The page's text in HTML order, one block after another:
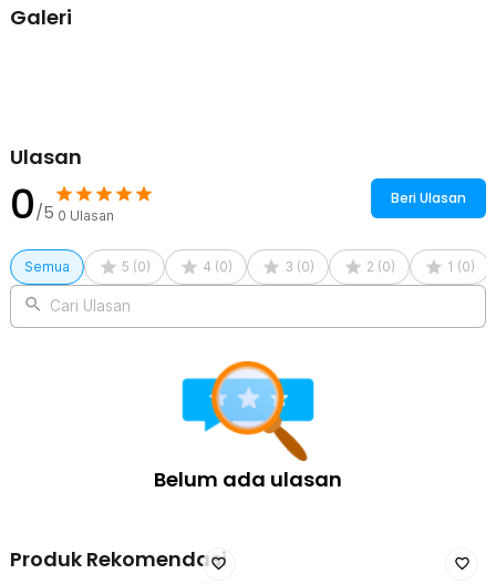
Air Detektor iini memiliki 3 sensor utama yaitu Laser PM2.5 sensor,
TVOC and C02a Sensors dan Temperature and humidity sensor.
Ketiga sensor tersebut dapat mengukur secara akurat tingkat
kualitas udara, jumlah karbondioksida, serta tingkat kelembaban
dan temperatur yang ada di sekitar Anda. Berbagai fungsi tersebut
dikemas menjadi satu dalam produk Xiaomi ini.
Galeri
Ulasan
0/5 0 Ulasan
Beri Ulasan
Semua 5 (0) 4 (0) 3 (0) 2 (0) 1 (0)
Cari Ulasan
Belum ada ulasan
Produk Rekomendasi